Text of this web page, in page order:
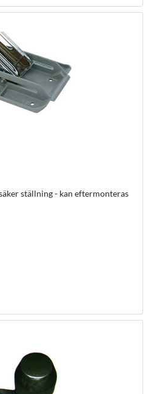
ställning - kan eftermonteras